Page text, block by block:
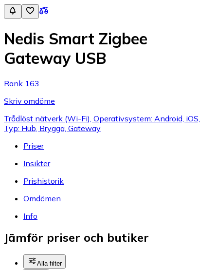
Nedis Smart Zigbee
Gateway USB
Rank 163
Skriv omdöme
Trådlöst nätverk (Wi-Fi), Operativsystem: Android, iOS,
Typ: Hub, Brygga, Gateway
Priser
Insikter
Prishistorik
Omdömen
Info
Jämför priser och butiker
Alla filter